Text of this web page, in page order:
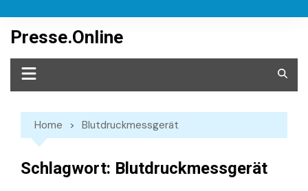
content
Presse.Online
Home Blutdruckmessgerät
Schlagwort: Blutdruckmessgerät